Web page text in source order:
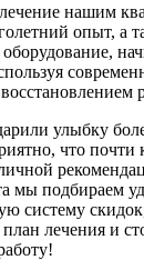
нашим
опыт, а
улыбку
что почти
мы подбираем
систему
лечения и